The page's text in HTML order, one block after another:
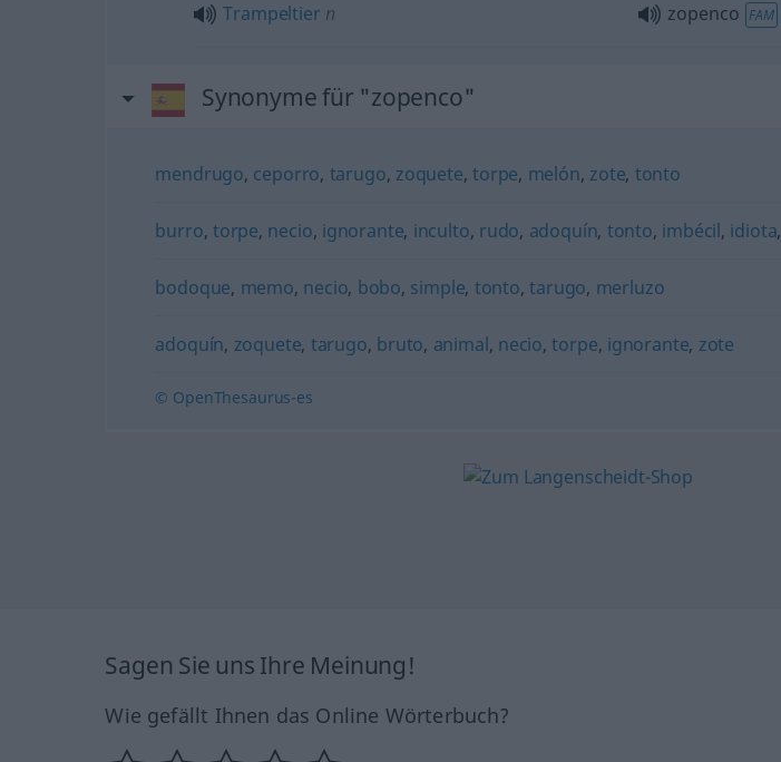
Trampeltier n zopenco FAM
Synonyme für "zopenco"
mendrugo, ceporro, tarugo, zoquete,torpe, melón, zote, tonto
burro, torpe, necio, ignorante, inculto, rudo, adoquín, tonto, imbécil, idiota,
bodoque, memo, necio, bobo, simple, tonto,tarugo, merluzo
adoquín, zoquete, tarugo, bruto, animal, necio,torpe, ignorante, zote
© OpenThesaurus-es
Sagen Sie uns Ihre Meinung!
Wie gefällt Ihnen das Online Wörterbuch?